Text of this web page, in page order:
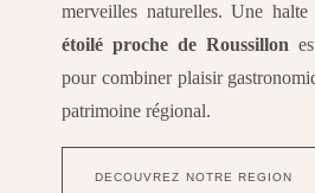
merveilles naturelles. Une halte
étoilé proche de Roussillon
pour combiner plaisir
patrimoine régional.
DECOUVREZ NOTRE REGION